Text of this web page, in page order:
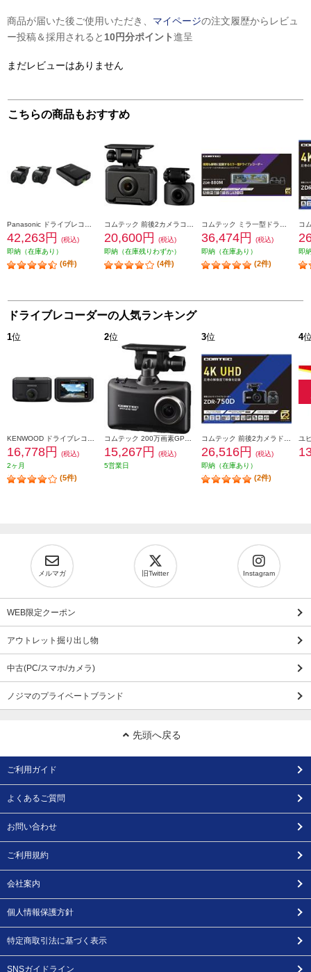
商品が届いた後ご使用いただき、 マイページの注文履歴からレビュ
ー投稿＆採用されると 10円分ポイント進呈
まだレビューはありません
こちらの商品もおすすめ
42,263円
(税込)
即納（在庫あり）
(6件)
20,600円
(税込)
即納（在庫残りわずか）
(4件)
36,474円
(税込)
即納（在庫あり）
(2件)
即
ドライブレコーダーの人気ランキング
1位
16,778円
(税込)
2ヶ月
(5件)
2位
15,267円
(税込)
5営業日
3位
26,516円
(税込)
即納（在庫あり）
(2件)
4
メルマガ 旧Twitter Instagram
WEB限定クーポン
アウトレット掘り出し物
中古(PC/スマホ/カメラ)
ノジマのプライベートブランド
先頭へ戻る
ご利用ガイド
よくあるご質問
お問い合わせ
ご利用規約
会社案内
個人情報保護方針
特定商取引法に基づく表示
SNSガイドライン